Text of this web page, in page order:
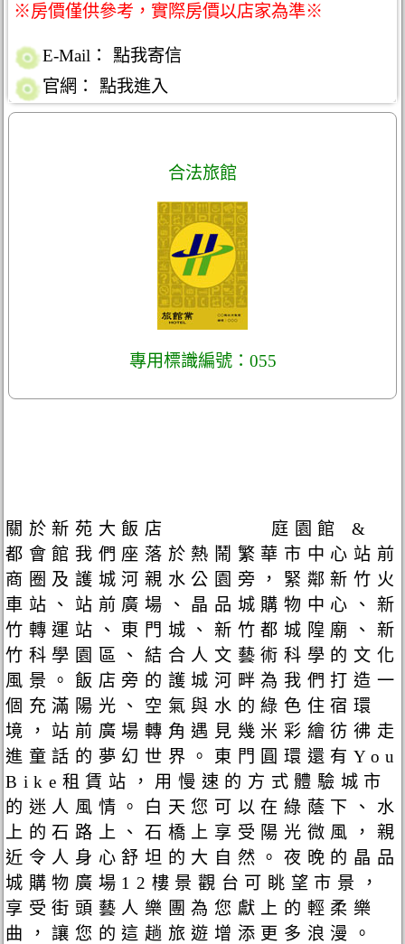
※房價僅供參考，實際房價以店家為準※
E-Mail：
點我寄信
官網：
點我進入
合法旅館
專用標識編號：055
關於新苑大飯店 庭園館 &
都會館我們座落於熱鬧繁華市中心站前
商圈及護城河親水公園旁，緊鄰新竹火
車站、站前廣場、晶品城購物中心、新
竹轉運站、東門城、新竹都城隍廟、新
竹科學園區、結合人文藝術科學的文化
風景。飯店旁的護城河畔為我們打造一
個充滿陽光、空氣與水的綠色住宿環
境，站前廣場轉角遇見幾米彩繪彷彿走
進童話的夢幻世界。東門圓環還有You
Bike租賃站，用慢速的方式體驗城市
的迷人風情。白天您可以在綠蔭下、水
上的石路上、石橋上享受陽光微風，親
近令人身心舒坦的大自然。夜晚的晶品
城購物廣場12樓景觀台可眺望市景，
享受街頭藝人樂團為您獻上的輕柔樂
曲，讓您的這趟旅遊增添更多浪漫。